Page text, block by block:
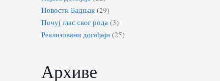
Новости Бадњак (29)
Почуј глас свог рода (3)
Реализовани догађаји (25)
Архиве